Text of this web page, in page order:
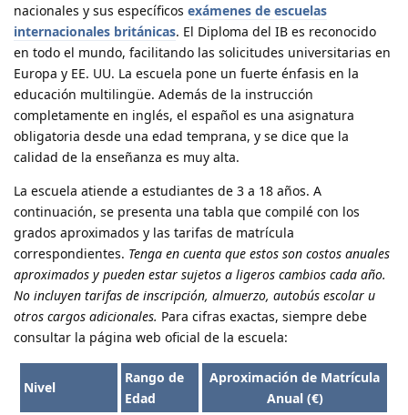
nacionales y sus específicos exámenes de escuelas
internacionales británicas. El Diploma del IB es reconocido
en todo el mundo, facilitando las solicitudes universitarias en
Europa y EE. UU. La escuela pone un fuerte énfasis en la
educación multilingüe. Además de la instrucción
completamente en inglés, el español es una asignatura
obligatoria desde una edad temprana, y se dice que la
calidad de la enseñanza es muy alta.
La escuela atiende a estudiantes de 3 a 18 años. A
continuación, se presenta una tabla que compilé con los
grados aproximados y las tarifas de matrícula
correspondientes. Tenga en cuenta que estos son costos anuales
aproximados y pueden estar sujetos a ligeros cambios cada año.
No incluyen tarifas de inscripción, almuerzo, autobús escolar u
otros cargos adicionales. Para cifras exactas, siempre debe
consultar la página web oficial de la escuela:
Nivel
Rango de
Edad
Aproximación de Matrícula
Anual (€)